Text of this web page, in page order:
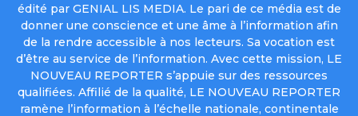
édité par GENIAL LIS MEDIA. Le pari de ce média est de
donner une conscience et une âme à l’information afin
de la rendre accessible à nos lecteurs. Sa vocation est
d’être au service de l’information. Avec cette mission, LE
NOUVEAU REPORTER s’appuie sur des ressources
qualifiées. Affilié de la qualité, LE NOUVEAU REPORTER
ramène l’information à l’échelle nationale, continentale